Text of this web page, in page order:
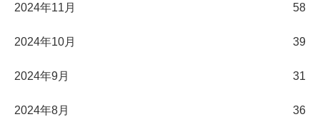
2024年11月 58
2024年10月 39
2024年9月 31
2024年8月 36